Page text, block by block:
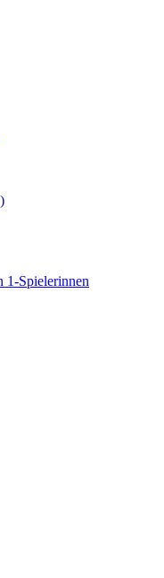
1-Spielerinnen